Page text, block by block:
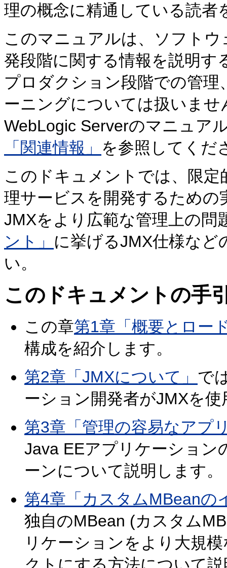
理の概念に精通している読者
このマニュアルは、ソフト
発段階に関する情報を説明
プロダクション段階での管
ーニングについては扱いま
WebLogic Serverのマニュア
「関連情報」 を参照してくだ
このドキュメントでは、限
理サービスを開発するための
JMXをより広範な管理上の問
ント」 に挙げるJMX仕様な
い。
このドキュメントの手
この章第1章「概要とロー
構成を紹介します。
第2章「JMXについて」 で
ーション開発者がJMXを
第3章「管理の容易なアプ
Java EEアプリケーション
ーンについて説明します。
第4章「カスタムMBeanの
独自のMBean (カスタム
リケーションをより大規